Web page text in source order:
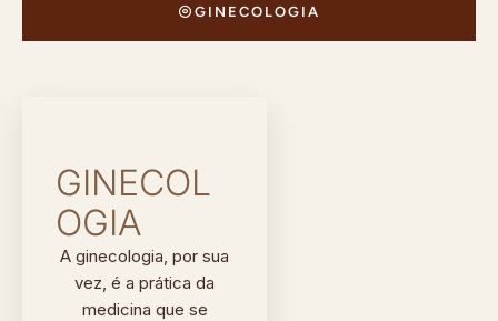
GINECOLOGIA
GINECOL
OGIA
A ginecologia, por sua
vez, é a prática da
medicina que se